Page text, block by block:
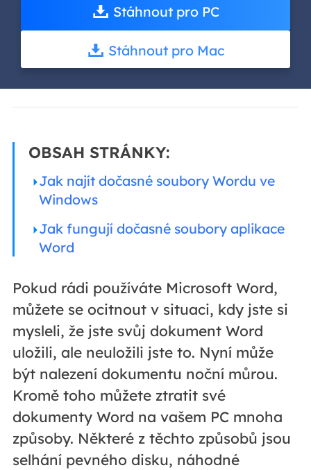
Stáhnout pro PC
Stáhnout pro Mac
OBSAH STRÁNKY:
Jak najít dočasné soubory Wordu ve
Windows
Jak fungují dočasné soubory aplikace
Word
Pokud rádi používáte Microsoft Word,
můžete se ocitnout v situaci, kdy jste si
mysleli, že jste svůj dokument Word
uložili, ale neuložili jste to. Nyní může
být nalezení dokumentu noční můrou.
Kromě toho můžete ztratit své
dokumenty Word na vašem PC mnoha
způsoby. Některé z těchto způsobů jsou
selhání pevného disku, náhodné